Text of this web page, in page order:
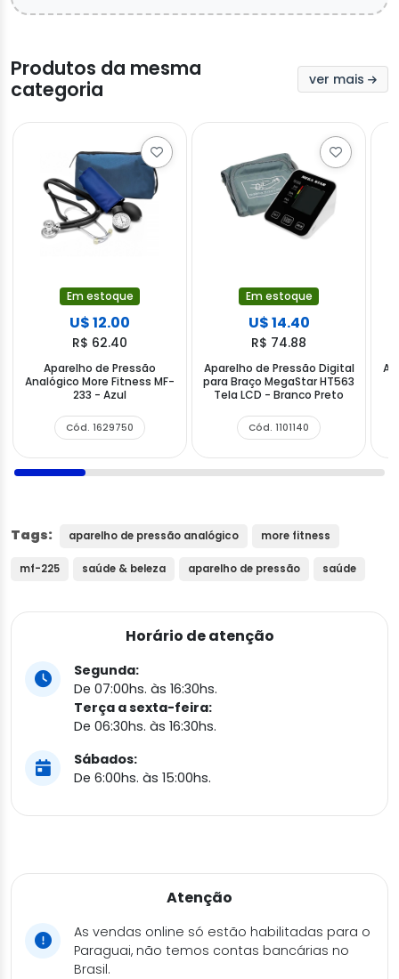
Produtos da mesma
categoria
ver mais
Em estoque
U$ 12.00
R$ 62.40
Aparelho de Pressão
Analógico More Fitness MF-
233 - Azul
Cód. 1629750
Em estoque
U$ 14.40
R$ 74.88
Aparelho de Pressão Digital
para Braço MegaStar HT563
Tela LCD - Branco Preto
Cód. 1101140
Tags: aparelho de pressão analógico more fitness
mf-225 saúde & beleza aparelho de pressão saúde
Horário de atenção
Segunda:
De 07:00hs. às 16:30hs.
Terça a sexta-feira:
De 06:30hs. às 16:30hs.
Sábados:
De 6:00hs. às 15:00hs.
Atenção
As vendas online só estão habilitadas para o
Paraguai, não temos contas bancárias no
Brasil.